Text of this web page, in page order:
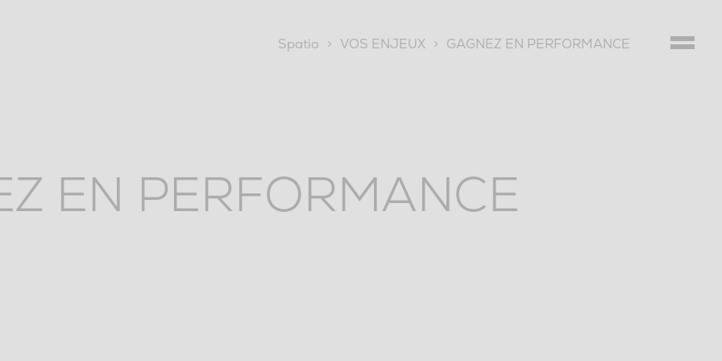
Spatio > VOS ENJEUX > GAGNEZ EN PERFORMANCE
EN PERFORMANCE